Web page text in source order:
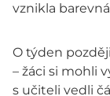
vznikla
O týden
– žáci si mohli
s učiteli vedli